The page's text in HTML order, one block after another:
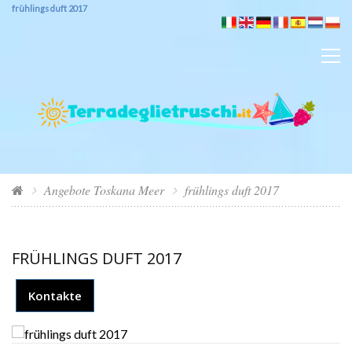
frühlings duft 2017
Angebote Toskana Meer frühlings duft 2017
FRÜHLINGS DUFT 2017
Kontakte